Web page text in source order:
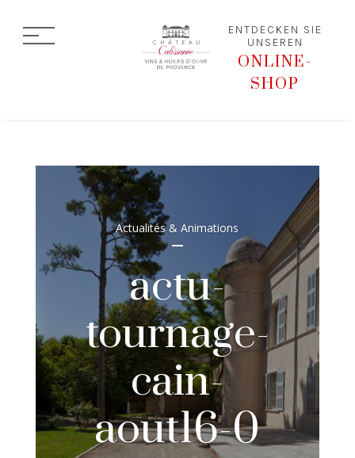
ENTDECKEN SIE
UNSEREN
ONLINE-
SHOP
Actualités & Animations
actu-
tournage-
cain-
aout16-0